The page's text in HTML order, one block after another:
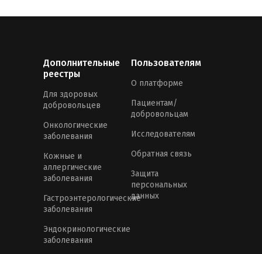
Дополнительные
реестры
Для здоровых
добровольцев
Онкологические
заболевания
Кожные и
аллергические
заболевания
Гастроэнтерологические
заболевания
Эндокринологические
заболевания
Пользователям
О платформе
Пациентам/
добровольцам
Исследователям
Обратная связь
Защита
персональных
данных